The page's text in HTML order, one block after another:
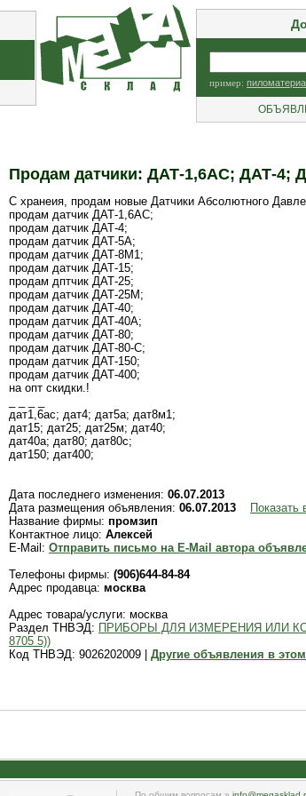
пример:
Продам датчики: ДАТ-1,6АС; ДАТ-4;
С хранеия, продам новые Датчики Абсолютного
продам датчик ДАТ-1,6АС;
продам датчик ДАТ-4;
продам датчик ДАТ-5А;
продам датчик ДАТ-8М1;
продам датчик ДАТ-15;
продам дптчик ДАТ-25;
продам датчик ДАТ-25М;
продам датчик ДАТ-40;
продам датчик ДАТ-40А;
продам датчик ДАТ-80;
продам датчик ДАТ-80-С;
продам датчик ДАТ-150;
продам датчик ДАТ-400;
на опт скидки.!
дат1,6ас; дат4; дат5а; дат8м1;
дат15; дат25; дат25м; дат40;
дат40а; дат80; дат80с;
дат150; дат400;
Дата последнего изменения: 06.07.2013
Дата размещения объявления: 06.07.2013
Показать
Название фирмы: промзип
Контактное лицо: Алексей
E-Mail: Отправить письмо на E-Mail автора
Телефоны фирмы: (906)644-84-84
Адрес продавца: москва
Адрес товара/услуги: москва
Раздел ТНВЭД: ПРИБОРЫ ДЛЯ ИЗМЕРЕНИЯ ИЛИ
8705 5))
Код ТНВЭД: 9026202009 | Другие объявления в